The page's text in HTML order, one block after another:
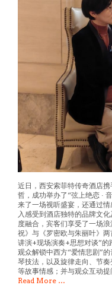
哲，成功举办了“弦上绝恋 ·
来了一场视听盛宴，还通过
入感受到酒店独特的品牌文
度融合，宾客们享受了一场
祝》与《罗密欧与朱丽叶》
讲演+现场演奏+思想对谈”的
观众解锁中西方“爱情悲剧”
琴技法，以及旋律走向、节
等故事情感；并与观众互动提
Read More …